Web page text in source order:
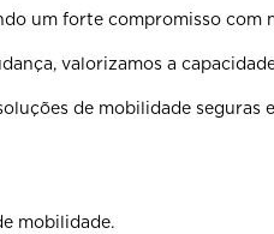
um forte compromisso com
valorizamos a
de mobilidade seguras
mobilidade.